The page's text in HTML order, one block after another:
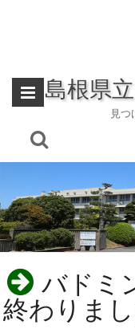
島根県
見つ
バド
終わりまし